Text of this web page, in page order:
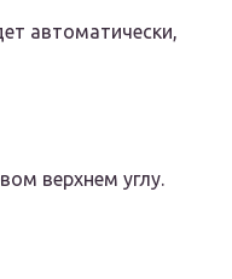
автоматически,
верхнем углу.